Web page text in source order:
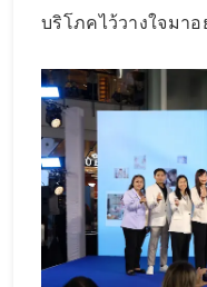
บริโภคไว้วางใจมาอ